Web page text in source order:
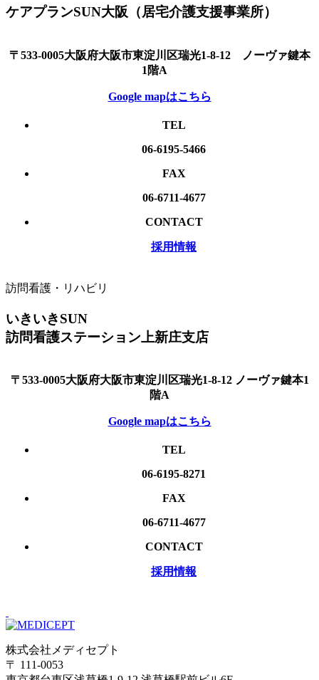
ケアプランSUN大阪（居宅介護支援事業所）
〒533-0005大阪府大阪市東淀川区瑞光1-8-12 ノーヴァ鍵本
1階A
Google mapはこちら
TEL
06-6195-5466
FAX
06-6711-4677
CONTACT
採用情報
訪問看護・リハビリ
いきいきSUN
訪問看護ステーション上新庄支店
〒533-0005大阪府大阪市東淀川区瑞光1-8-12 ノーヴァ鍵本1
階A
Google mapはこちら
TEL
06-6195-8271
FAX
06-6711-4677
CONTACT
採用情報
株式会社メディセプト
〒 111-0053